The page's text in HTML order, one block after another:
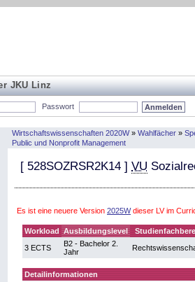
JKU Linz
Passwort
Wirtschaftswissenschaften 2020W » Wahlfächer »
Public und Nonprofit Management
[ 528SOZRSR2K14 ] VU
Es ist eine neuere Version 2025Wdieser LV im
Workload Ausbildungslevel
3 ECTS
B2 - Bachelor 2.
Jahr
Detailinformationen